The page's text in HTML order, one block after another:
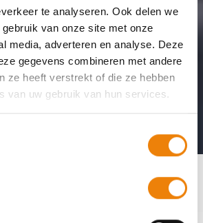
te analyseren. Ook delen we
van onze site met onze
media, adverteren en analyse. Deze
gegevens combineren met andere
ze heeft verstrekt of die ze hebben
van uw gebruik van hun services.